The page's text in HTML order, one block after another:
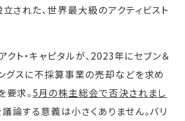
された、世界最大級のアクティビスト
クト・キャピタルが、2023年にセブン＆
グスに不採算事業の売却などを求め
求。5月の株主総会で否決されまし
論する意義は小さくありません。バリ